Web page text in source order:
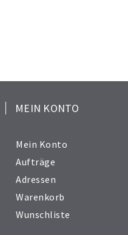
MEIN KONTO
Mein Konto
Aufträge
Adressen
Warenkorb
Wunschliste